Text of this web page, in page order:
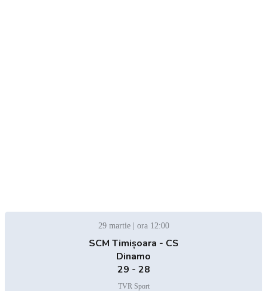
29 martie | ora 12:00
SCM Timișoara - CS
Dinamo
29 - 28
TVR Sport